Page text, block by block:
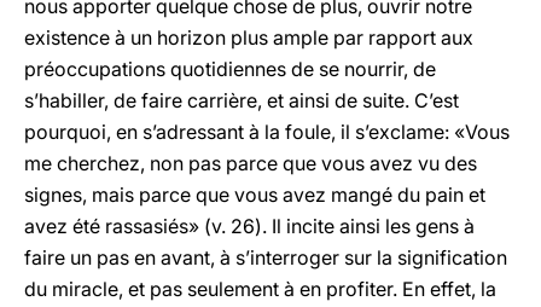
nous apporter quelque chose de plus, ouvrir notre
existence à un horizon plus ample par rapport aux
préoccupations quotidiennes de se nourrir, de
s’habiller, de faire carrière, et ainsi de suite. C’est
pourquoi, en s’adressant à la foule, il s’exclame: «Vous
me cherchez, non pas parce que vous avez vu des
signes, mais parce que vous avez mangé du pain et
avez été rassasiés» (v. 26). Il incite ainsi les gens à
faire un pas en avant, à s’interroger sur la signification
du miracle, et pas seulement à en profiter. En effet, la